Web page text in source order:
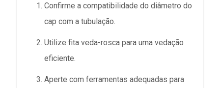
Confirme a compatibilidade do diâmetro do
cap com a tubulação.
Utilize fita veda-rosca para uma vedação
eficiente.
Aperte com ferramentas adequadas para